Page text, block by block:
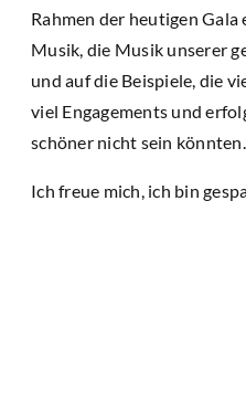
Rahmen der heutigen
Musik, die Musik unserer
und auf die Beispiele, die
viel Engagements und
schöner nicht sein könnten.
Ich freue mich, ich bin